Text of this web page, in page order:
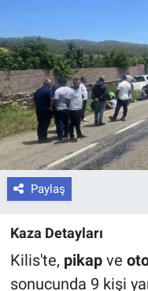
Paylaş
Kaza Detayları
Kilis'te, pikapve
sonucunda 9 kişi